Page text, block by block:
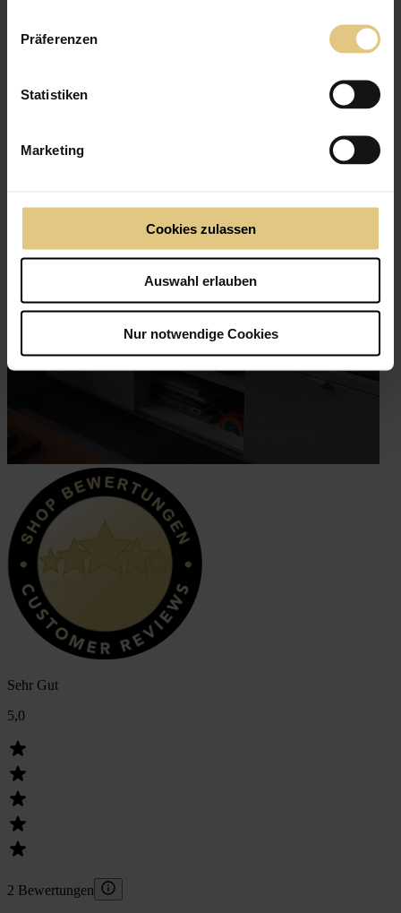
Präferenzen
Statistiken
Marketing
Cookies zulassen
Auswahl erlauben
Nur notwendige Cookies
Sehr Gut
5,0
2 Bewertungen